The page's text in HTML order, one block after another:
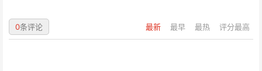
最新 最早 最热 评分最高
0条评论